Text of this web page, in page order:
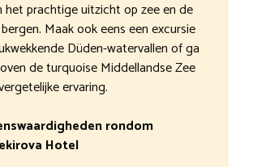
het prachtige uitzicht op zee en de
Maak ook eens een excursie
Düden-watervallen of ga
de turquoise Middellandse Zee
ervaring.
rondom
Hotel